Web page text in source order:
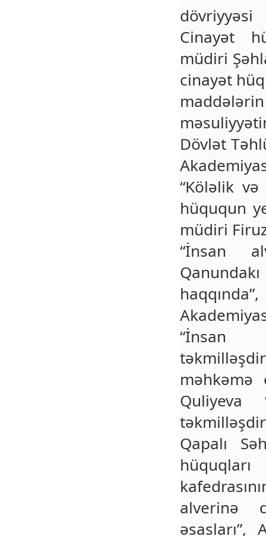
Cinayət
müdiri
cinayət
Dövlət
“Köləlik
hüququn
müdiri
“İnsan
“İnsan
məhkəmə
Quliyeva
Qapalı
alverinə
əsasları”,